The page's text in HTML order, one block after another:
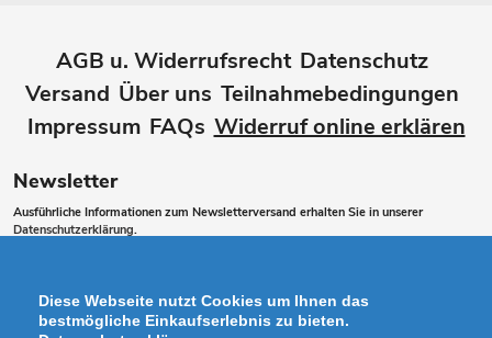
AGB u. Widerrufsrecht Datenschutz
Versand Über uns Teilnahmebedingungen
Impressum FAQs Widerruf online erklären
Newsletter
Ausführliche Informationen zum Newsletterversand erhalten Sie in unserer
Datenschutzerklärung.
Sie
unsere
Diese Webseite nutzt Cookies um Ihnen das
bestmögliche Einkaufserlebnis zu bieten.